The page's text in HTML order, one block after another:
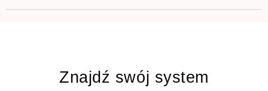
Znajdź swój system